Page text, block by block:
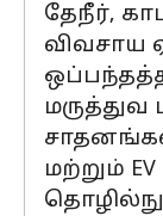
தேநீர்,
விவசாய
மற்றும்